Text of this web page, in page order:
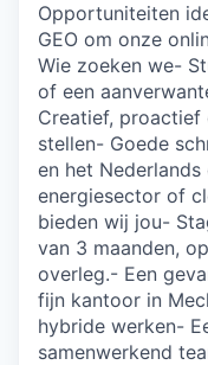
Opportuniteiten
GEO om onze
Wie zoeken we-
of een
Creatief,
stellen- Goede
en het
energiesector of
bieden wij jou-
van 3 maanden,
overleg.- Een
fijn kantoor in
hybride werken-
samenwerkend